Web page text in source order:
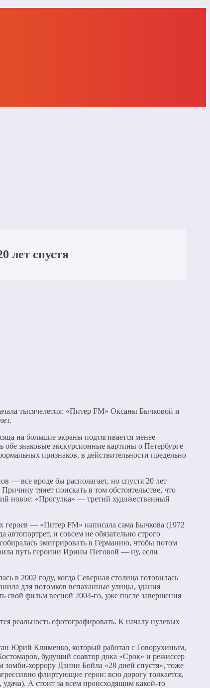
лет спустя
тысячелетия: «Питер FM» Оксаны Бычковой и
на большие экраны подтягивается менее
обе знаковые экскурсионные картины о Петербурге
признаков, в действительности предельно
все вроде бы располагает, но спустя 20 лет
тянет поискать в том обстоятельстве, что
новое: «Прогулка» — третий художественный
героев — «Питер FM» написала сама Бычкова (1972
и совсем не обязательно строго
эмигрировать в Германию, чтобы потом
путь героини Ирины Пеговой — ну, если
в 2002 году, когда Северная столица готовилась
для потомков вспаханные улицы, здания
свой фильм весной 2004-го, уже после завершения
реальность сфотографировать. К началу нулевых
Юрий Клименко, который работал с Говорухиным,
будущий соавтор дока «Срок» и режиссер
зомби-хоррору Дэнни Бойла «28 дней спустя», тоже
флиртующие герои: всю дорогу толкается,
А стоит за всем происходящим какой-то